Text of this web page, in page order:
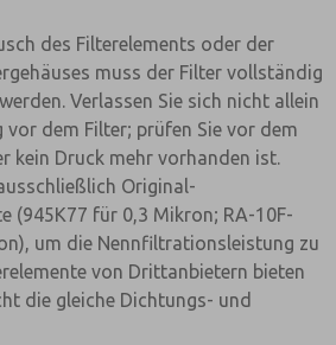
des Filterelements oder der
muss der Filter vollständig
Verlassen Sie sich nicht allein
vor dem Filter; prüfen Sie vor dem
kein Druck mehr vorhanden ist.
Original-
(945K77 für 0,3 Mikron; RA-10F-
um die Nennfiltrationsleistung zu
von Drittanbietern bieten
die gleiche Dichtungs- und